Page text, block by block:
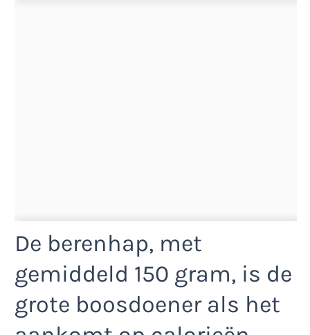
De berenhap, met
gemiddeld 150 gram, is de
grote boosdoener als het